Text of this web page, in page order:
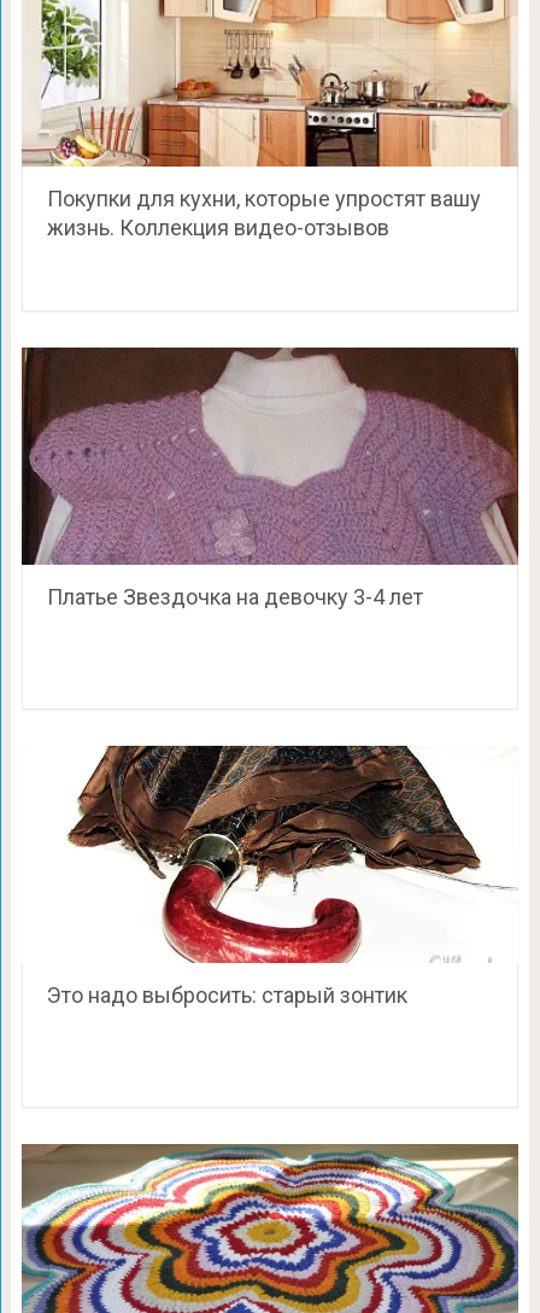
Покупки для кухни, которые упростят вашу
жизнь. Коллекция видео-отзывов
Платье Звездочка на девочку 3-4 лет
Это надо выбросить: старый зонтик